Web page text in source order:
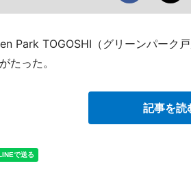
Park TOGOSHI（グリーンパーク
たった。
記事を読